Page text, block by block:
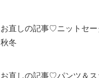
お直しの記事♡ニットセー
秋冬
お直しの記事♡パンツ＆ス